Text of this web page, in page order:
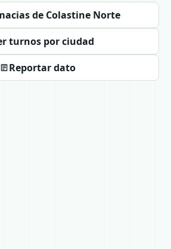
de Colastine Norte
turnos por ciudad
Reportar dato